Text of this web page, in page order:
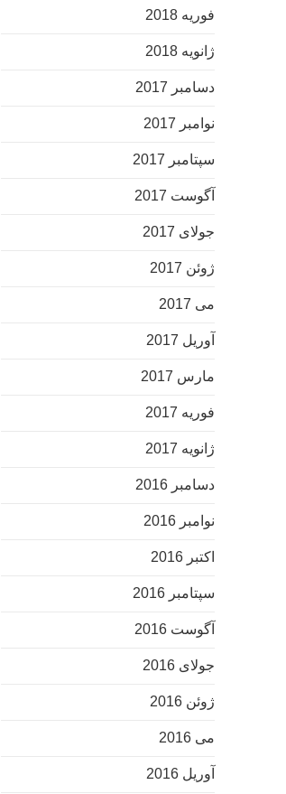
فوریه 2018
ژانویه 2018
دسامبر 2017
نوامبر 2017
سپتامبر 2017
آگوست 2017
جولای 2017
ژوئن 2017
می 2017
آوریل 2017
مارس 2017
فوریه 2017
ژانویه 2017
دسامبر 2016
نوامبر 2016
اکتبر 2016
سپتامبر 2016
آگوست 2016
جولای 2016
ژوئن 2016
می 2016
آوریل 2016